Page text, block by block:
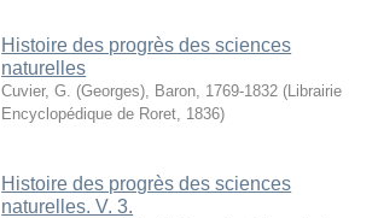
Histoire des progrès des sciences
naturelles
Cuvier, G. (Georges), Baron, 1769-1832 ( Librairie
Encyclopédique de Roret 1836)
Histoire des progrès des sciences
naturelles. V. 3.